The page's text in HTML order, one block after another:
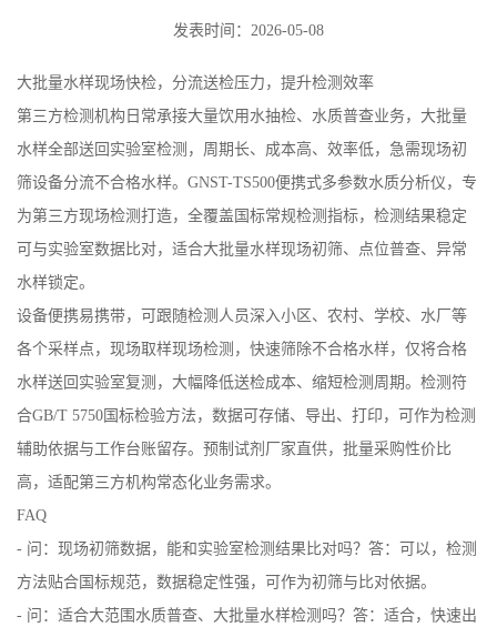
发表时间：2026-05-08
大批量水样现场快检，分流送检压力，提升检测效率
第三方检测机构日常承接大量饮用水抽检、水质普查业务，大批量
水样全部送回实验室检测，周期长、成本高、效率低，急需现场初
筛设备分流不合格水样。GNST-TS500便携式多参数水质分析仪，专
为第三方现场检测打造，全覆盖国标常规检测指标，检测结果稳定
可与实验室数据比对，适合大批量水样现场初筛、点位普查、异常
水样锁定。
设备便携易携带，可跟随检测人员深入小区、农村、学校、水厂等
各个采样点，现场取样现场检测，快速筛除不合格水样，仅将合格
水样送回实验室复测，大幅降低送检成本、缩短检测周期。检测符
合GB/T 5750国标检验方法，数据可存储、导出、打印，可作为检测
辅助依据与工作台账留存。预制试剂厂家直供，批量采购性价比
高，适配第三方机构常态化业务需求。
FAQ
- 问：现场初筛数据，能和实验室检测结果比对吗？答：可以，检测
方法贴合国标规范，数据稳定性强，可作为初筛与比对依据。
- 问：适合大范围水质普查、大批量水样检测吗？答：适合，快速出